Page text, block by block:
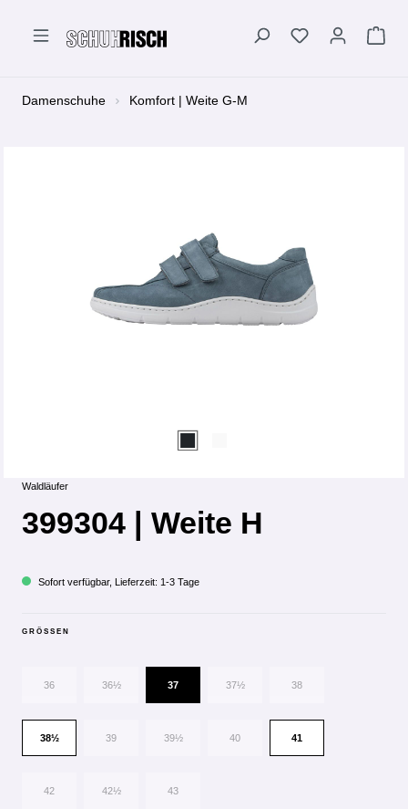
Damenschuhe Komfort | Weite G-M
Waldläufer
399304 | Weite H
Sofort verfügbar, Lieferzeit: 1-3 Tage
GRÖSSEN
36 36½ 37 37½ 38
38½ 39 39½ 40 41
42 42½ 43